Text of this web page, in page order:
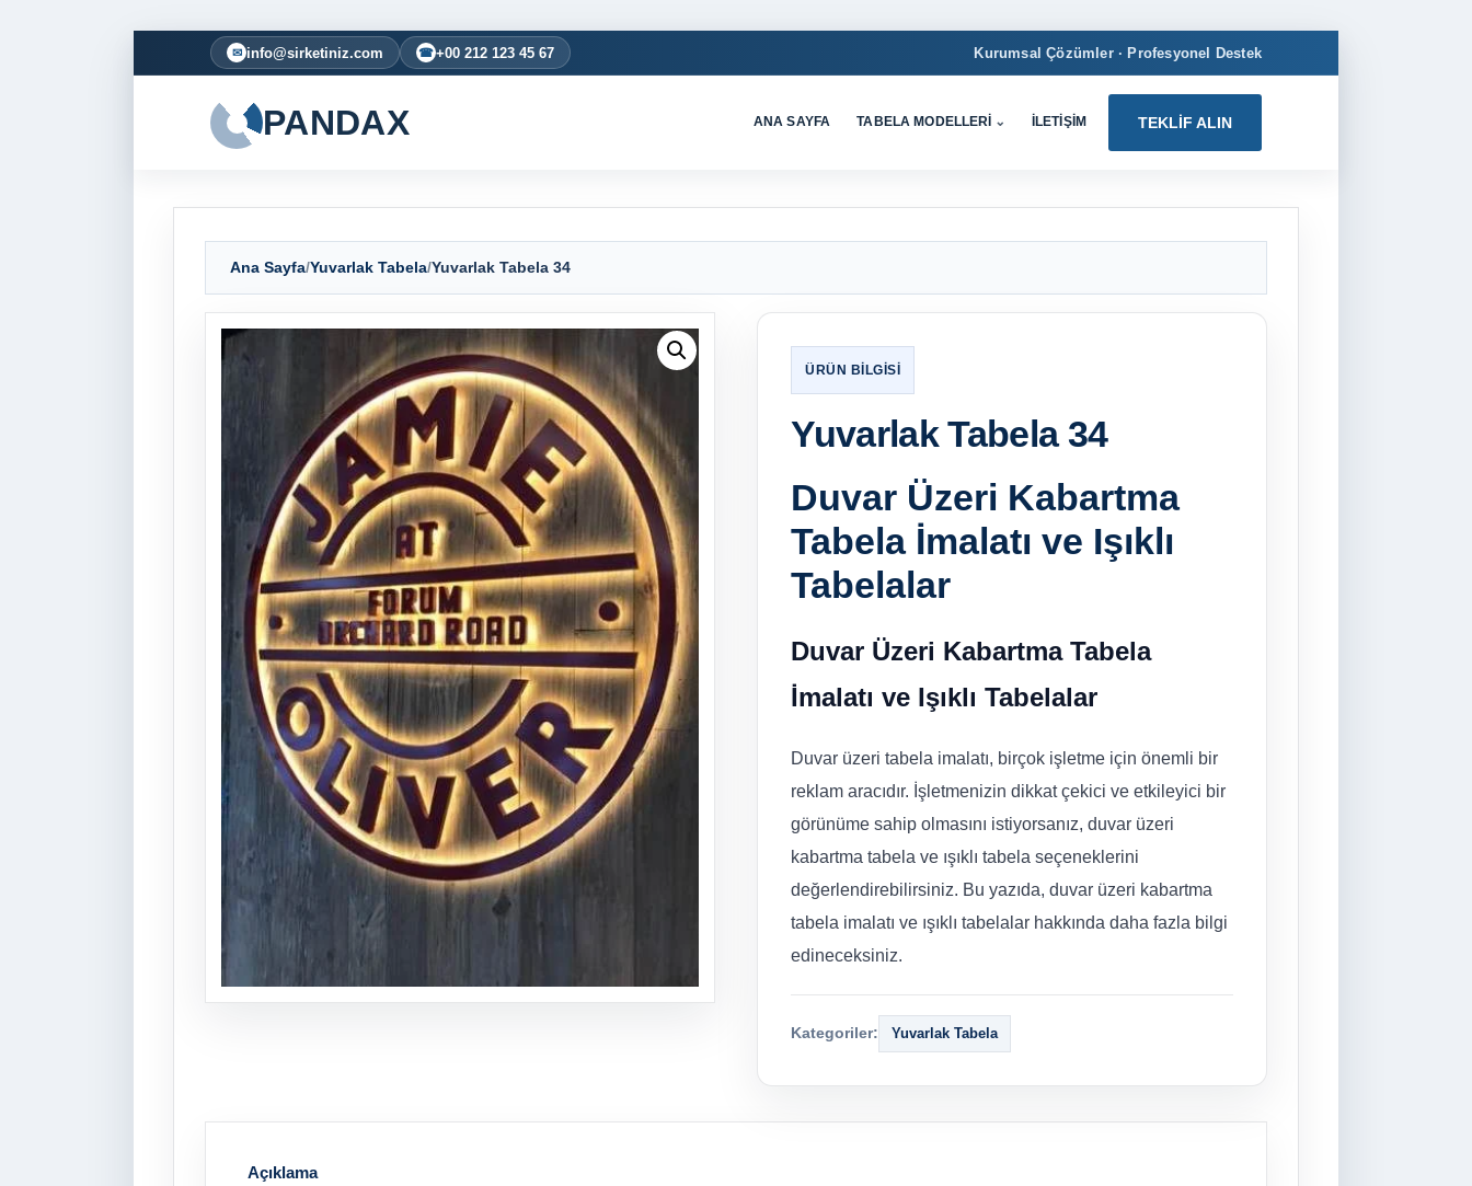
✉ info@sirketiniz.com ☎+00 212 123 45 67 Kurumsal Çözümler · Profesyonel Destek
PANDAX ANA SAYFA TABELA MODELLERI ⌄ İLETIŞIM TEKLIF ALIN
Ana Sayfa/Yuvarlak Tabela/Yuvarlak Tabela 34
Yuvarlak Tabela 34
Duvar Üzeri Kabartma
Tabela İmalatı ve Işıklı
Tabelalar
Duvar Üzeri Kabartma Tabela
İmalatı ve Işıklı Tabelalar
Duvar üzeri tabela imalatı, birçok işletme için önemli bir
reklam aracıdır. İşletmenizin dikkat çekici ve etkileyici bir
görünüme sahip olmasını istiyorsanız, duvar üzeri
kabartma tabela ve ışıklı tabela seçeneklerini
değerlendirebilirsiniz. Bu yazıda, duvar üzeri kabartma
tabela imalatı ve ışıklı tabelalar hakkında daha fazla bilgi
edineceksiniz.
Kategoriler: Yuvarlak Tabela
Açıklama